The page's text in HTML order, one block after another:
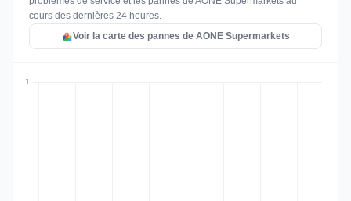
cours des dernières 24 heures.
Voir la carte des pannes de AONE Supermarkets